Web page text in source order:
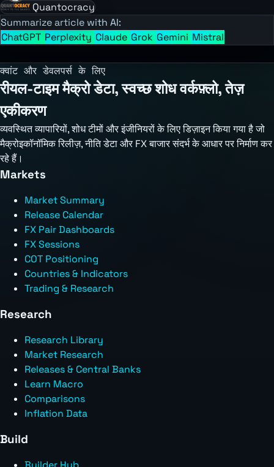
Quantocracy
Summarize article with AI:
ChatGPT Perplexity Claude Grok Gemini Mistral
क्वांट और डेवलपर्स के लिए
रीयल-टाइम मैक्रो डेटा, स्वच्छ शोध वर्कफ़्लो, तेज़
एकीकरण
व्यवस्थित व्यापारियों, शोध टीमों और इंजीनियरों के लिए डिज़ाइन किया गया है जो
मैक्रोइकॉनॉमिक रिलीज़, नीति डेटा और FX बाजार संदर्भ के आधार पर निर्माण कर
रहे हैं।
Markets
Market Summary
Release Calendar
FX Pair Dashboards
FX Sessions
COT Positioning
Countries & Indicators
Trading & Research
Research
Research Library
Market Research
Releases & Central Banks
Learn Macro
Comparisons
Inflation Data
Build